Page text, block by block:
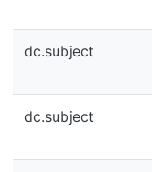
dc.subject
dc.subject